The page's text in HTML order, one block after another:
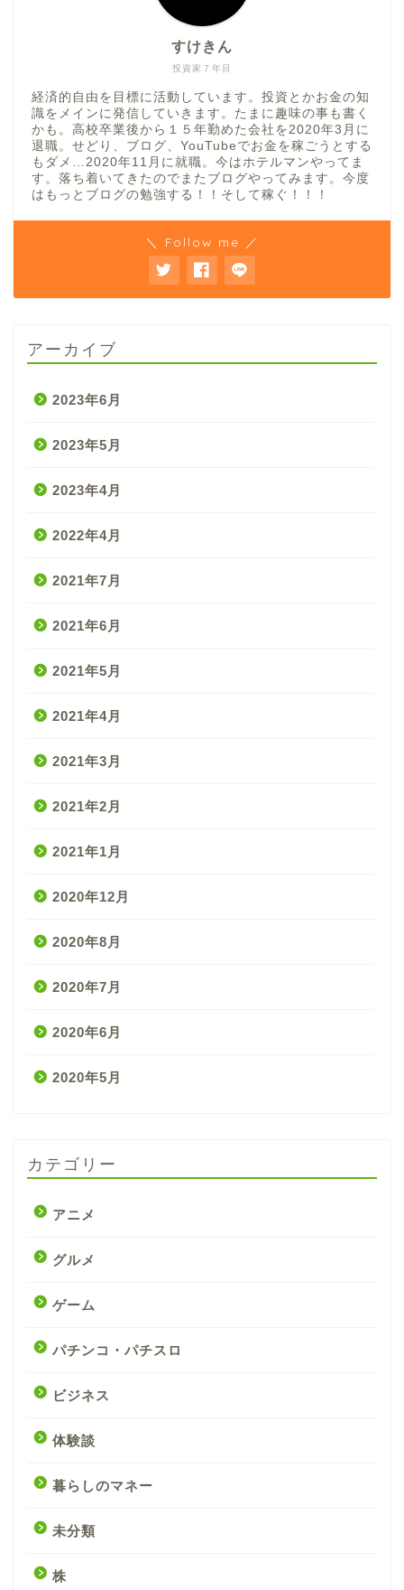
投資家７年目
すけきん
経済的自由を目標に活動しています。投資とかお金の知
識をメインに発信していきます。たまに趣味の事も書く
かも。高校卒業後から１５年勤めた会社を2020年3月に
退職。せどり、ブログ、YouTubeでお金を稼ごうとする
もダメ…2020年11月に就職。今はホテルマンやってま
す。落ち着いてきたのでまたブログやってみます。今度
はもっとブログの勉強する！！そして稼ぐ！！！
＼ Follow me ／
アーカイブ
2023年6月
2023年5月
2023年4月
2022年4月
2021年7月
2021年6月
2021年5月
2021年4月
2021年3月
2021年2月
2021年1月
2020年12月
2020年8月
2020年7月
2020年6月
2020年5月
カテゴリー
アニメ
グルメ
ゲーム
パチンコ・パチスロ
ビジネス
体験談
暮らしのマネー
未分類
株